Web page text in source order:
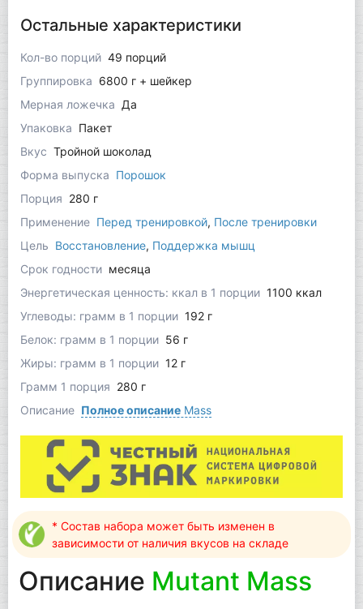
Остальные характеристики
Кол-во порций 49 порций
Группировка 6800 г + шейкер
Мерная ложечка Да
Упаковка Пакет
Вкус Тройной шоколад
Форма выпуска Порошок
Порция 280 г
Применение Перед тренировкой, После тренировки
Цель Восстановление, Поддержка мышц
Срок годности месяца
Энергетическая ценность: ккал в 1 порции 1100 ккал
Углеводы: грамм в 1 порции 192 г
Белок: грамм в 1 порции 56 г
Жиры: грамм в 1 порции 12 г
Грамм 1 порция 280 г
Описание Полное описаниеMass
* Состав набора может быть изменен в
зависимости от наличия вкусов на складе
Описание Mutant Mass